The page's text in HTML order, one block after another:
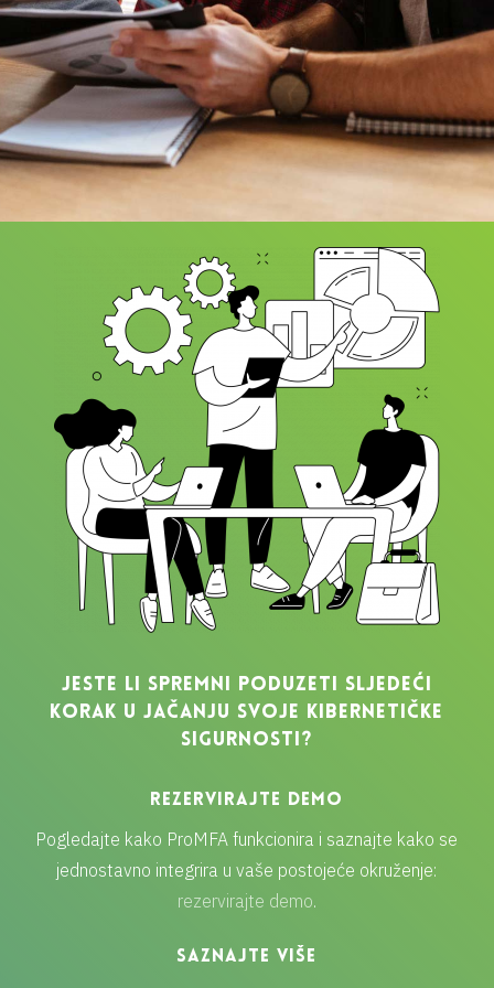
JESTE LI SPREMNI PODUZETI SLJEDEĆI
KORAK U JAČANJU SVOJE KIBERNETIČKE
SIGURNOSTI?
REZERVIRAJTE DEMO
Pogledajte kako ProMFA funkcionira i saznajte kako se
jednostavno integrira u vaše postojeće okruženje:
rezervirajte demo.
SAZNAJTE VIŠE